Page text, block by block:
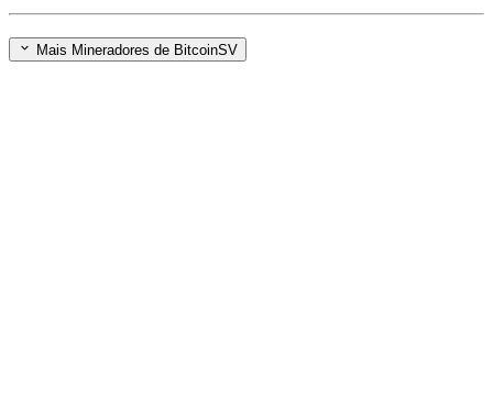
Mais Mineradores de BitcoinSV